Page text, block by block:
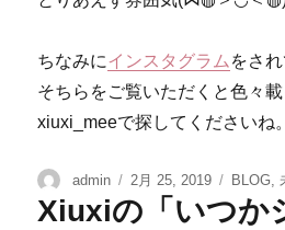
ちなみにインスタグラム をさ
そちらをご覧いただくと色々
xiuxi_meeで探してくださいね。
admin 2月 25, 2019 BLOG
Xiuxiの「いつか